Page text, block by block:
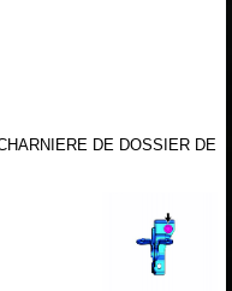
DE DOSSIER DE